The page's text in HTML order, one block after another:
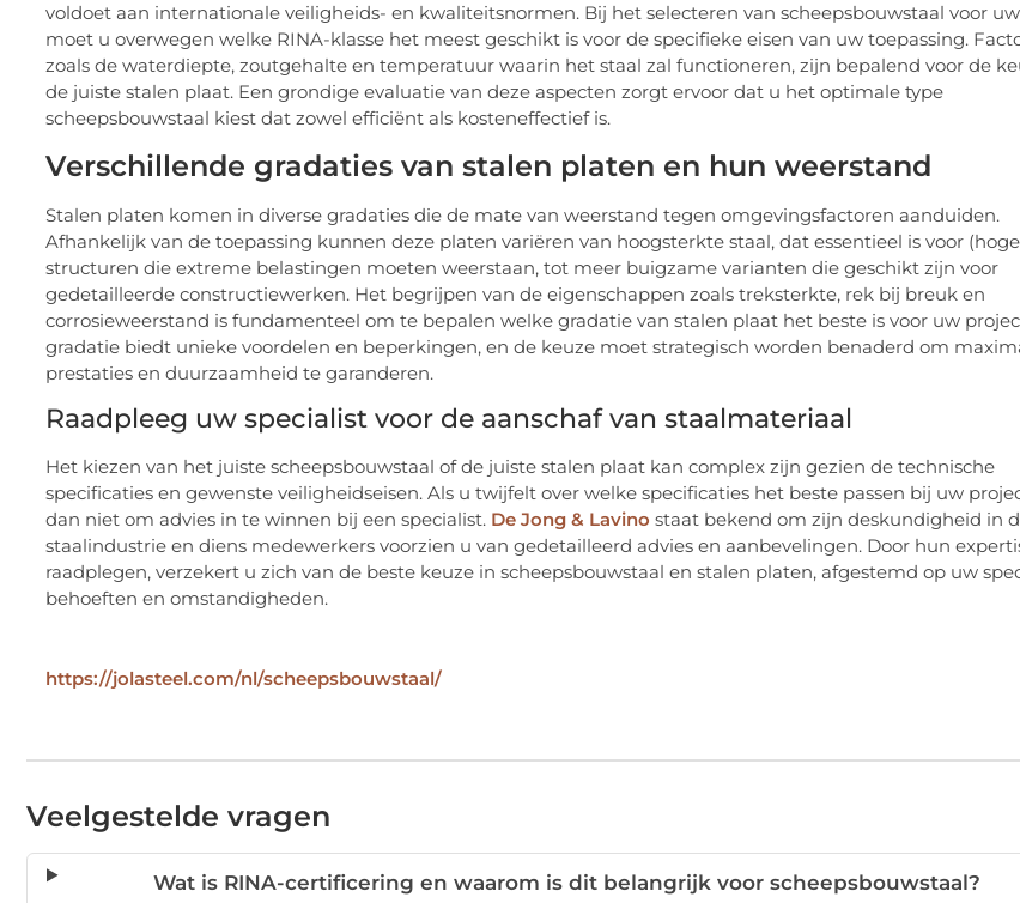
voldoet aan internationale veiligheids- en kwaliteitsnormen. Bij het selecteren van scheepsbouwstaal voor
moet u overwegen welke RINA-klasse het meest geschikt is voor de specifieke eisen van uw toepassing.
zoals de waterdiepte, zoutgehalte en temperatuur waarin het staal zal functioneren, zijn bepalend voor de
de juiste stalen plaat. Een grondige evaluatie van deze aspecten zorgt ervoor dat u het optimale type
scheepsbouwstaal kiest dat zowel efficiënt als kosteneffectief is.
Verschillende gradaties van stalen platen en hun weerstand
Stalen platen komen in diverse gradaties die de mate van weerstand tegen omgevingsfactoren aanduiden.
Afhankelijk van de toepassing kunnen deze platen variëren van hoogsterkte staal, dat essentieel is voor
structuren die extreme belastingen moeten weerstaan, tot meer buigzame varianten die geschikt zijn voor
gedetailleerde constructiewerken. Het begrijpen van de eigenschappen zoals treksterkte, rek bij breuk en
corrosieweerstand is fundamenteel om te bepalen welke gradatie van stalen plaat het beste is voor uw
gradatie biedt unieke voordelen en beperkingen, en de keuze moet strategisch worden benaderd om
prestaties en duurzaamheid te garanderen.
Raadpleeg uw specialist voor de aanschaf van staalmateriaal
Het kiezen van het juiste scheepsbouwstaal of de juiste stalen plaat kan complex zijn gezien de technische
specificaties en gewenste veiligheidseisen. Als u twijfelt over welke specificaties het beste passen bij uw
dan niet om advies in te winnen bij een specialist. De Jong & Lavino staat bekend om zijn deskundigheid in
staalindustrie en diens medewerkers voorzien u van gedetailleerd advies en aanbevelingen. Door hun
raadplegen, verzekert u zich van de beste keuze in scheepsbouwstaal en stalen platen, afgestemd op uw
behoeften en omstandigheden.
https://jolasteel.com/nl/scheepsbouwstaal/
Veelgestelde vragen
Wat is RINA-certificering en waarom is dit belangrijk voor scheepsbouwstaal?